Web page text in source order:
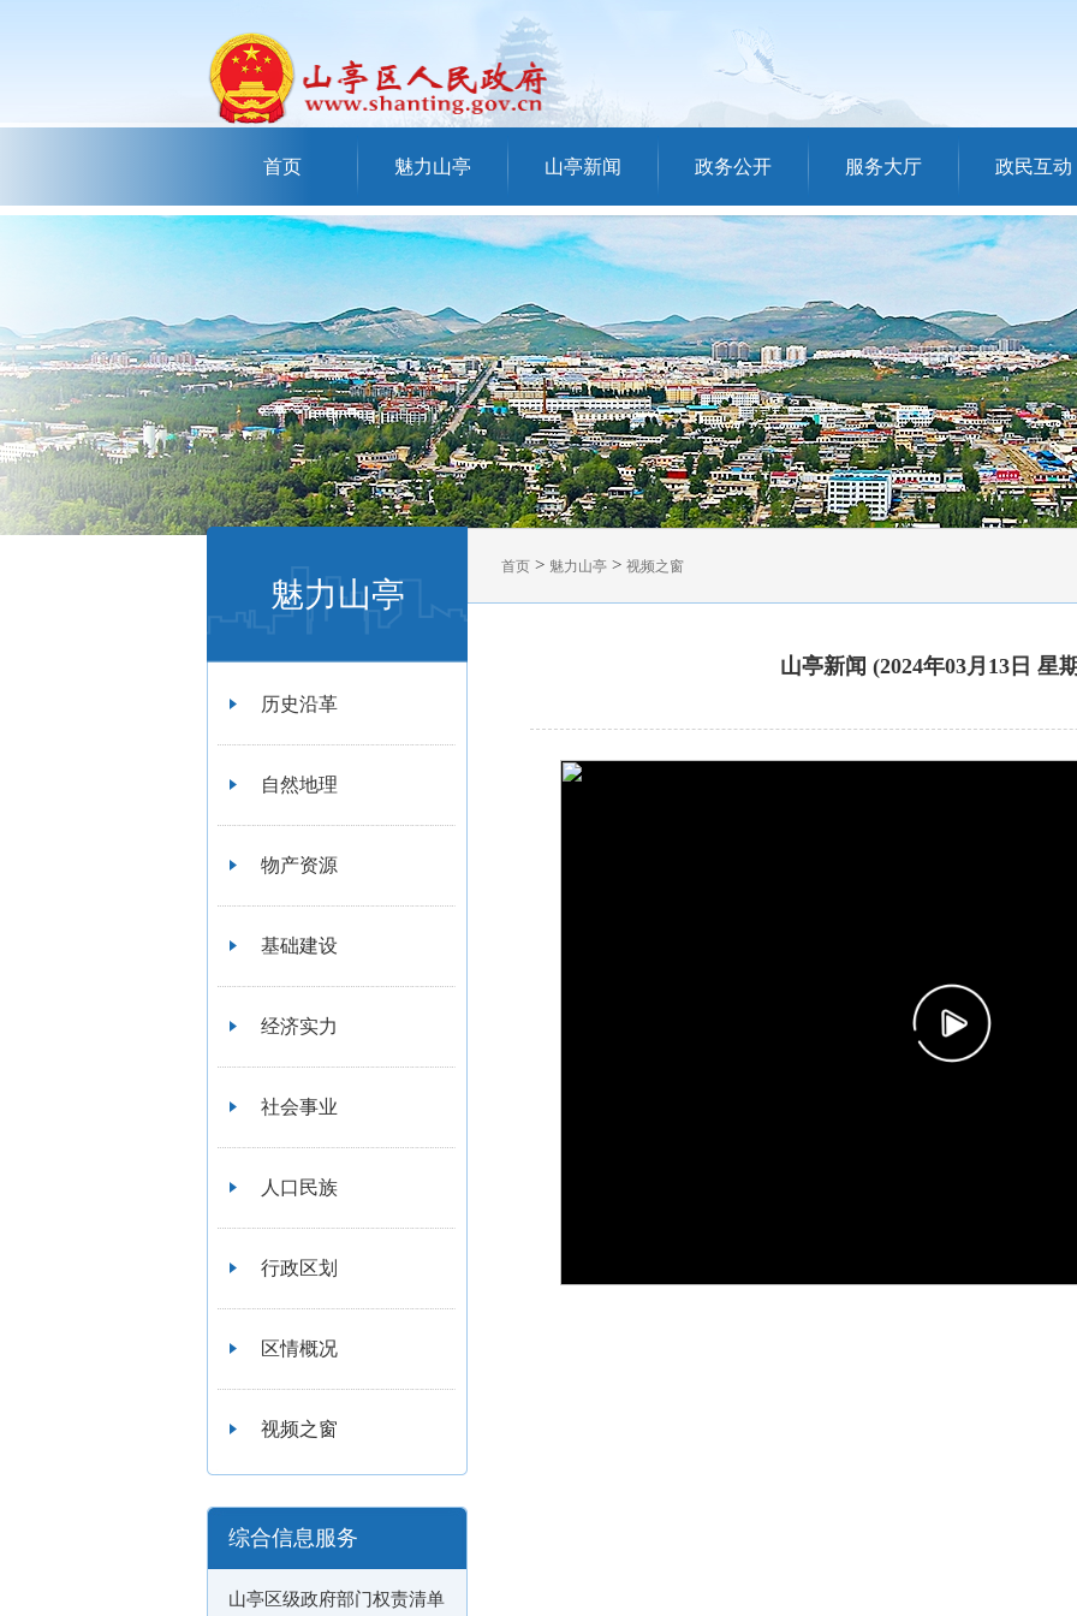
首页 魅力山亭 山亭新闻 政务公开 服务大厅 政民互动
魅力山亭
历史沿革
自然地理
物产资源
基础建设
经济实力
社会事业
人口民族
行政区划
区情概况
视频之窗
综合信息服务
山亭区级政府部门权责清单
首页 > 魅力山亭 > 视频之窗
山亭新闻 (2024年03月13日 星